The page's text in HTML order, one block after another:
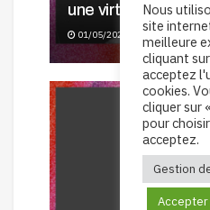
une virtuose aux
01/05/2026
Nous
site
meilleure
cliquant
acceptez
cookies.
cliquer sur
pour
acceptez.
Gestion